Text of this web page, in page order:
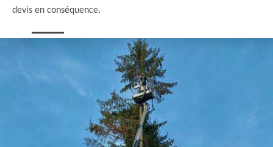
devis en conséquence.